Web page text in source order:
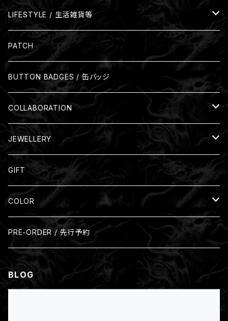
LIFESTYLE / 生活雑貨等
Glass
Mug
PATCH
BUTTON BADGES / 缶バッジ
COLLABORATION
Nil:GRAVE
JEWELLERY
Silver Ring
GIFT
COLOR
Black
Beige
PRE-ORDER / 先行予約
BLOG